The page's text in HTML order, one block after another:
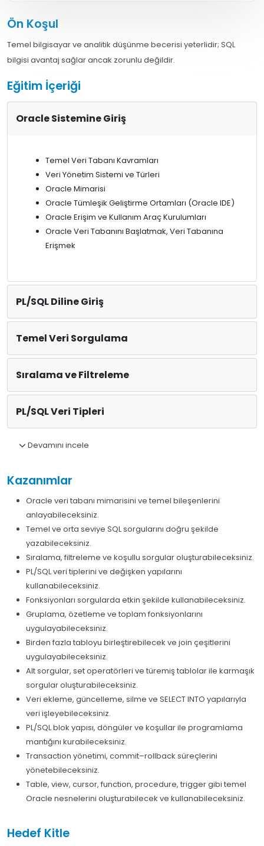
Ön Koşul
Temel bilgisayar ve analitik düşünme becerisi yeterlidir; SQL
bilgisi avantaj sağlar ancak zorunlu değildir.
Eğitim İçeriği
Oracle Sistemine Giriş
Temel Veri Tabanı Kavramları
Veri Yönetim Sistemi ve Türleri
Oracle Mimarisi
Oracle Tümleşik Geliştirme Ortamları (Oracle IDE)
Oracle Erişim ve Kullanım Araç Kurulumları
Oracle Veri Tabanını Başlatmak, Veri Tabanına
Erişmek
PL/SQL Diline Giriş
Temel Veri Sorgulama
Sıralama ve Filtreleme
PL/SQL Veri Tipleri
Devamını incele
Kazanımlar
Oracle veri tabanı mimarisini ve temel bileşenlerini
anlayabileceksiniz.
Temel ve orta seviye SQL sorgularını doğru şekilde
yazabileceksiniz.
Sıralama, filtreleme ve koşullu sorgular oluşturabileceksiniz.
PL/SQL veri tiplerini ve değişken yapılarını
kullanabileceksiniz.
Fonksiyonları sorgularda etkin şekilde kullanabileceksiniz.
Gruplama, özetleme ve toplam fonksiyonlarını
uygulayabileceksiniz.
Birden fazla tabloyu birleştirebilecek ve join çeşitlerini
uygulayabileceksiniz.
Alt sorgular, set operatörleri ve türemiş tablolar ile karmaşık
sorgular oluşturabileceksiniz.
Veri ekleme, güncelleme, silme ve SELECT INTO yapılarıyla
veri işleyebileceksiniz.
PL/SQL blok yapısı, döngüler ve koşullar ile programlama
mantığını kurabileceksiniz.
Transaction yönetimi, commit–rollback süreçlerini
yönetebileceksiniz.
Table, view, cursor, function, procedure, trigger gibi temel
Oracle nesnelerini oluşturabilecek ve kullanabileceksiniz.
Hedef Kitle